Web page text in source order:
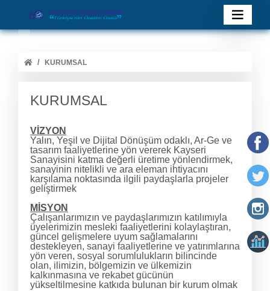
KURUMSAL
KURUMSAL
VİZYON
Yalın, Yeşil ve Dijital Dönüşüm odaklı, Ar-Ge ve
tasarım faaliyetlerine yön vererek Kayseri
Sanayisini katma değerli üretime yönlendirmek,
sanayinin nitelikli ve ara eleman ihtiyacını
karşılama noktasında ilgili paydaşlarla projeler
geliştirmek
MİSYON
Çalışanlarımızın ve paydaşlarımızın katılımıyla
üyelerimizin mesleki faaliyetlerini kolaylaştıran,
güncel gelişmelere uyum sağlamalarını
destekleyen, sanayi faaliyetlerine ve yatırımlarına
yön veren, sosyal sorumlulukların bilincinde
olan, ilimizin, bölgemizin ve ülkemizin
kalkınmasına ve rekabet gücünün
yükseltilmesine katkıda bulunan bir kurum olmak